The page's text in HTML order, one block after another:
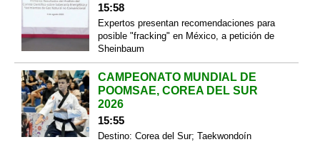
15:58
Expertos presentan recomendaciones para
posible "fracking" en México, a petición de
Sheinbaum
CAMPEONATO MUNDIAL DE
POOMSAE, COREA DEL SUR
2026
15:55
Destino: Corea del Sur; Taekwondoín